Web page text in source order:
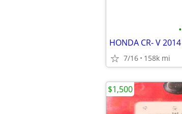
•
HONDA CR- V 2014
7/16 158k mi
$1,500